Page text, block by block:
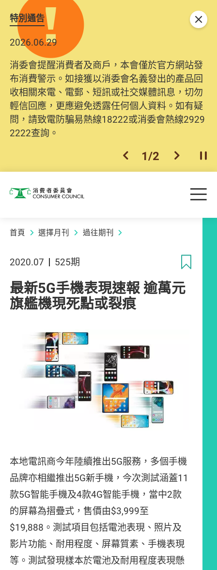
特別通告
2026.06.29
消委會提醒消費者及商戶，本會僅於官方網站發
布消費警示。如接獲以消委會名義發出的產品回
收相關來電、電郵、短訊或社交媒體訊息，切勿
輕信回應，更應避免透露任何個人資料。如有疑
問，請致電防騙易熱線18222或消委會熱線2929
2222查詢。
上一個
1/2 下一個開
關閉
消費者委員會 目
首頁 選擇月刊 過往期刊
2020.07 525期
最新5G手機表現速報 逾萬元
旗艦機現死點或裂痕
本地電訊商今年陸續推出5G服務，多個手機
品牌亦相繼推出5G新手機，今次測試涵蓋11
款5G智能手機及4款4G智能手機，當中2款
的屏幕為摺疊式，售價由$3,999至
$19,888。測試項目包括電池表現、照片及
影片功能、耐用程度、屏幕質素、手機表現
等。測試發現樣本於電池及耐用程度表現懸